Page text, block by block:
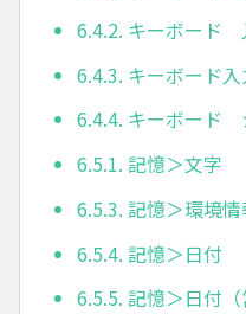
6.4.2. キーボード
6.4.3. キーボード
6.4.4. キーボード
6.5.1. 記憶＞文字
6.5.3. 記憶＞環境情
6.5.4. 記憶＞日付
6.5.5. 記憶＞日付（